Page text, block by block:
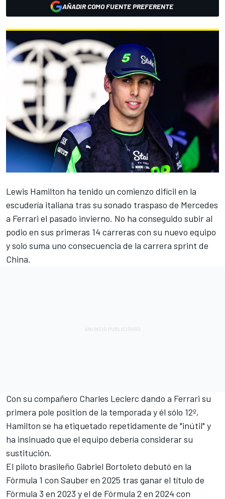
AÑADIR COMO FUENTE PREFERENTE
Lewis Hamilton ha tenido un comienzo difícil en la
escudería italiana tras su sonado traspaso de Mercedes
a Ferrari el pasado invierno. No ha conseguido subir al
podio en sus primeras 14 carreras con su nuevo equipo
y solo suma uno consecuencia de la carrera sprint de
China.
Con su compañero Charles Leclerc dando a Ferrari su
primera pole position de la temporada y él sólo 12º,
Hamilton se ha etiquetado repetidamente de "inútil" y
ha insinuado que el equipo debería considerar su
sustitución.
El piloto brasileño Gabriel Bortoleto debutó en la
Fórmula 1 con Sauber en 2025 tras ganar el título de
Fórmula 3 en 2023 y el de Fórmula 2 en 2024 con